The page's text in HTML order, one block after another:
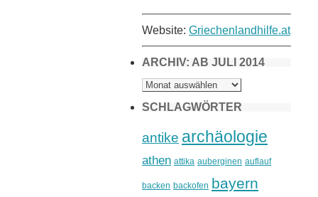
Website: Griechenlandhilfe.at
ARCHIV: AB JULI 2014
ARCHIV:
AB
2014
SCHLAGWÖRTER
antike archäologie
athen attika auberginen auflauf
backen backofen bayern